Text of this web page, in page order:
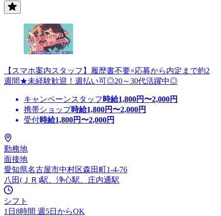
【スマホ案内スタッフ】履歴書不要×応募から内定まで約2
週間★未経験歓迎！週払い可◎20～30代活躍中◎
キャンペーンスタッフ 時給1,800円〜2,000円
携帯ショップ時給1,800円〜2,000円
受付時給1,800円〜2,000円
勤務地
面接地
愛知県名古屋市中村区森田町1-4-76
八田(ＪＲ)駅、浄心駅、庄内通駅
シフト
1日8時間 週5日からOK